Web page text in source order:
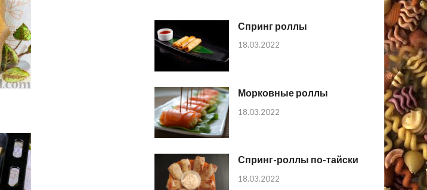
Спринг роллы
18.03.2022
Морковные роллы
18.03.2022
Спринг-роллы по-тайски
18.03.2022